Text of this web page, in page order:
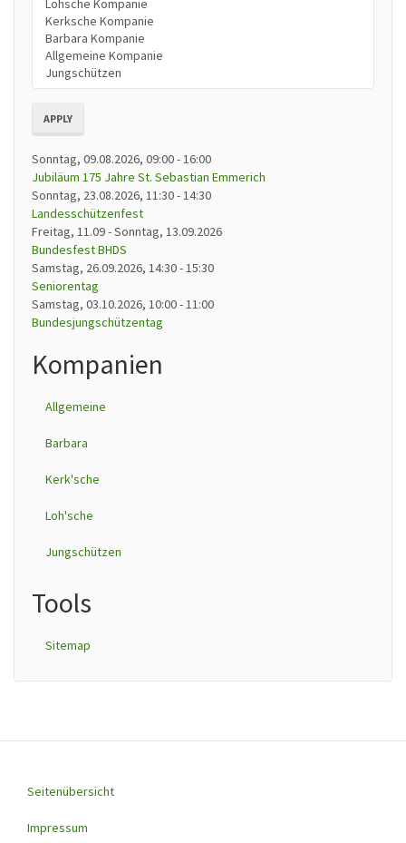
APPLY
Sonntag, 09.08.2026, 09:00-16:00
Jubiläum 175 Jahre St. Sebastian Emmerich
Sonntag, 23.08.2026, 11:30-14:30
Landesschützenfest
Freitag, 11.09-Sonntag, 13.09.2026
Bundesfest BHDS
Samstag, 26.09.2026, 14:30-15:30
Seniorentag
Samstag, 03.10.2026, 10:00-11:00
Bundesjungschützentag
Kompanien
Allgemeine
Barbara
Kerk'sche
Loh'sche
Jungschützen
Tools
Sitemap
Footer
menu
Seitenübersicht
Impressum